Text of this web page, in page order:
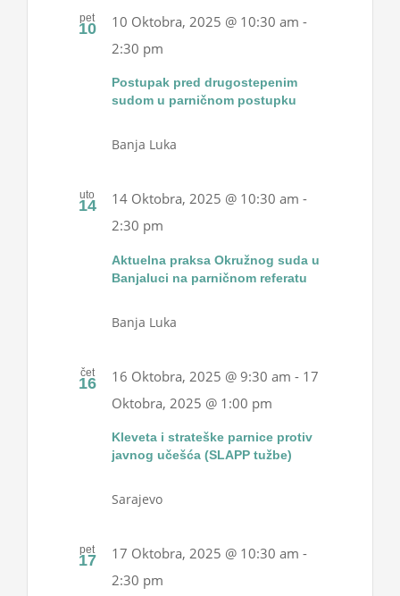
pet
10
Postupak pred drugostepenim
sudom u parničnom postupku
10 Oktobra, 2025 @ 10:30 am -
2:30 pm
Banja Luka
uto
14
Aktuelna praksa Okružnog suda u
Banjaluci na parničnom referatu
14 Oktobra, 2025 @ 10:30 am -
2:30 pm
Banja Luka
čet
16
Kleveta i strateške parnice protiv
javnog učešća (SLAPP tužbe)
16 Oktobra, 2025 @ 9:30 am - 17
Oktobra, 2025 @ 1:00 pm
Sarajevo
pet
17 17 Oktobra, 2025 @ 10:30 am -
2:30 pm